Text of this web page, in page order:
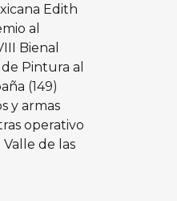
Edith
al
Bienal
Pintura al
(149)
y armas
operativo
Valle de las